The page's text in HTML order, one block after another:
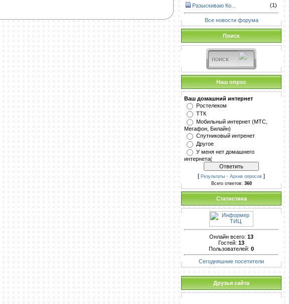
Разыскиваю Ко...
(1)
Все новости форума
Поиск
Наш опрос
Ваш домашний интернет
Ростелеком
ТТК
Мобильный интернет (МТС,
Мегафон, Билайн)
Спутниковый интренет
Другое
У меня нет домашнего
интернета(
[ Результаты · Архив опросов ]
Всего ответов: 360
Статистика
Онлайн всего: 13
Гостей: 13
Пользователей: 0
Сегодняшние посетители
Друзья сайта